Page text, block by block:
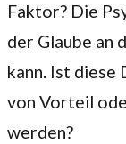
Faktor? Die
der Glaube an
kann. Ist diese
von Vorteil
werden?